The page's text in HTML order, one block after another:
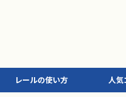
レールの使い方 人気